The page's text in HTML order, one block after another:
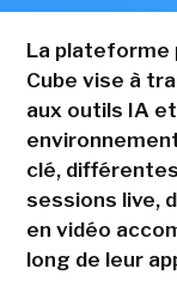
La plateforme
Cube vise à
aux outils IA
clé,
sessions live,
en vidéo
long de leur